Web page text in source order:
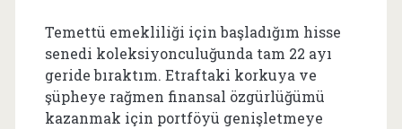
Temettü emekliliği için başladığım hisse
senedi koleksiyonculuğunda tam 22 ayı
geride bıraktım. Etraftaki korkuya ve
şüpheye rağmen finansal özgürlüğümü
kazanmak için portföyü genişletmeye